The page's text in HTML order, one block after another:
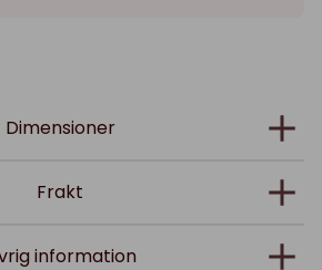
Dimensioner
Frakt
information